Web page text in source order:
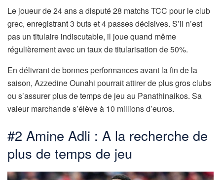
Le joueur de 24 ans a disputé 28 matchs TCC pour le club
grec, enregistrant 3 buts et 4 passes décisives. S’il n’est
pas un titulaire indiscutable, il joue quand même
régulièrement avec un taux de titularisation de 50%.
En délivrant de bonnes performances avant la fin de la
saison, Azzedine Ounahi pourrait attirer de plus gros clubs
ou s’assurer plus de temps de jeu au Panathinaikos. Sa
valeur marchande s’élève à 10 millions d’euros.
#2 Amine Adli : A la recherche de
plus de temps de jeu